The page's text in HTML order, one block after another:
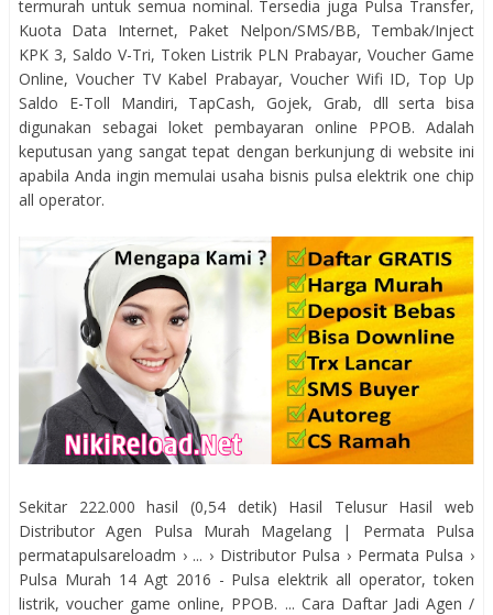
termurah untuk semua nominal. Tersedia juga Pulsa Transfer,
Kuota Data Internet, Paket Nelpon/SMS/BB, Tembak/Inject
KPK 3, Saldo V-Tri, Token Listrik PLN Prabayar, Voucher Game
Online, Voucher TV Kabel Prabayar, Voucher Wifi ID, Top Up
Saldo E-Toll Mandiri, TapCash, Gojek, Grab, dll serta bisa
digunakan sebagai loket pembayaran online PPOB. Adalah
keputusan yang sangat tepat dengan berkunjung di website ini
apabila Anda ingin memulai usaha bisnis pulsa elektrik one chip
all operator.
Sekitar 222.000 hasil (0,54 detik) Hasil Telusur Hasil web
Distributor Agen Pulsa Murah Magelang | Permata Pulsa
permatapulsareloadm › ... › Distributor Pulsa › Permata Pulsa ›
Pulsa Murah 14 Agt 2016 - Pulsa elektrik all operator, token
listrik, voucher game online, PPOB. ... Cara Daftar Jadi Agen /